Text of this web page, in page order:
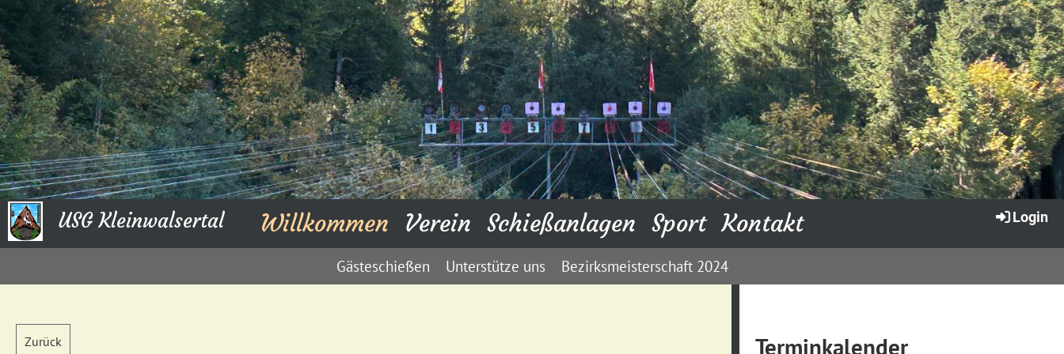
USG Kleinwalsertal Willkommen Verein Schießanlagen Sport Kontakt Login
Gästeschießen Unterstütze uns Bezirksmeisterschaft 2024
Zurück Terminkalender